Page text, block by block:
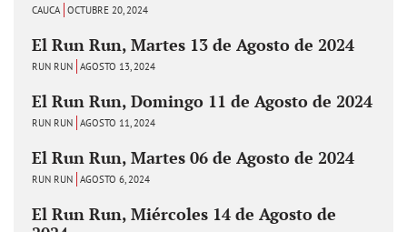
CAUCA OCTUBRE 20, 2024
El Run Run, Martes 13 de Agosto de 2024
RUN RUN AGOSTO 13, 2024
El Run Run, Domingo 11 de Agosto de 2024
RUN RUN AGOSTO 11, 2024
El Run Run, Martes 06 de Agosto de 2024
RUN RUN AGOSTO 6, 2024
El Run Run, Miércoles 14 de Agosto de